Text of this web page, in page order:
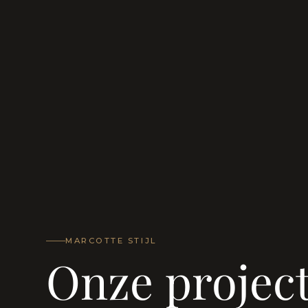
MARCOTTE STIJL
Onze